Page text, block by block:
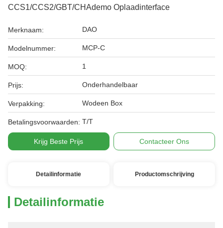
CCS1/CCS2/GBT/CHAdemo Oplaadinterface
Merknaam: DAO
Modelnummer: MCP-C
MOQ: 1
Prijs: Onderhandelbaar
Verpakking: Wodeen Box
Betalingsvoorwaarden: T/T
Krijg Beste Prijs Contacteer Ons
Detailinformatie Productomschrijving
Detailinformatie